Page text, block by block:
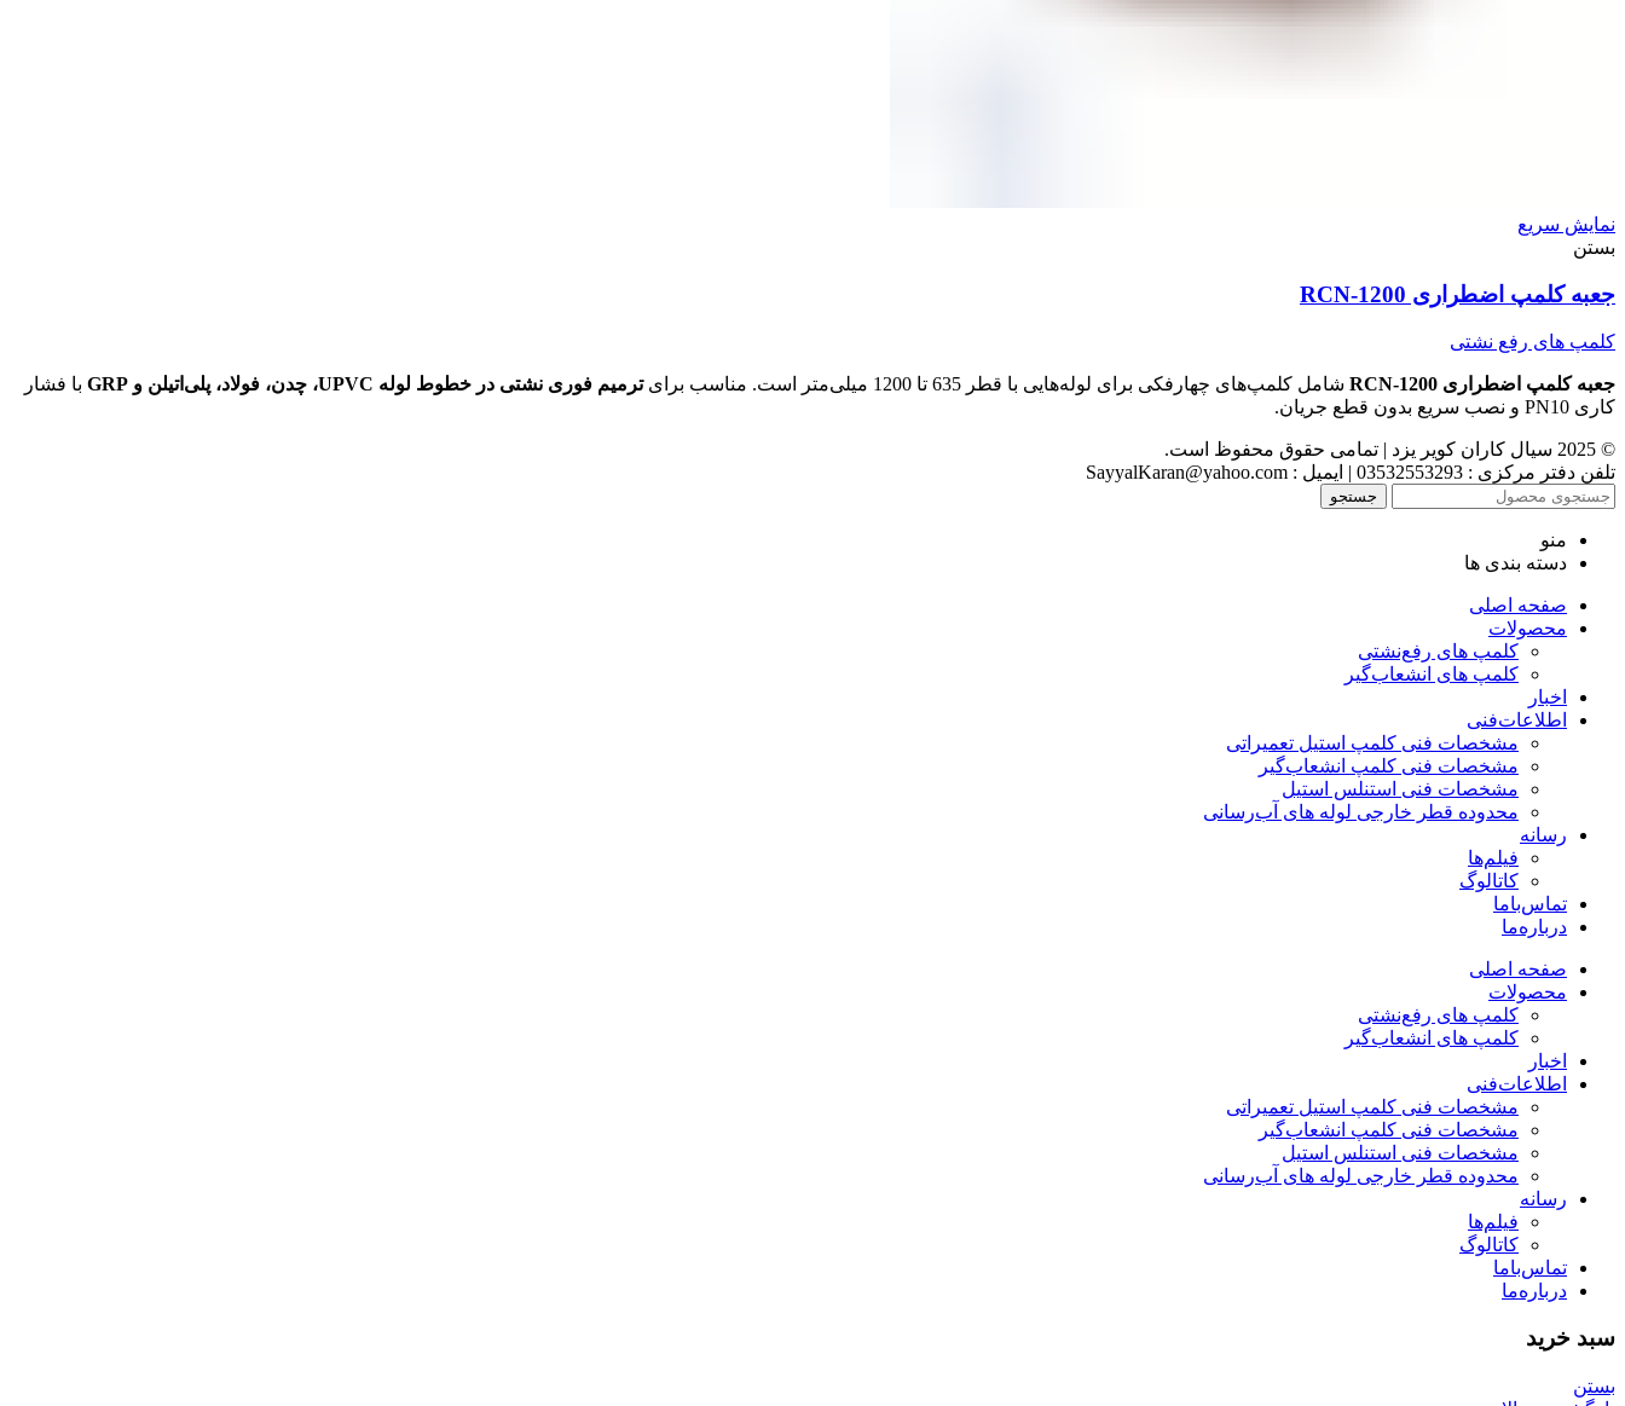
نمایش سریع
بستن
جعبه کلمپ اضطراری RCN-1200
کلمپ های رفع نشتی
جعبه کلمپ اضطراری RCN-1200 شامل کلمپ‌های چهارفکی برای لوله‌هایی با قطر 635 تا 1200 میلی‌متر است. مناسب برای ترمیم فوری نشتی در خطوط لوله UPVC، چدن، فولاد، پلی‌اتیلن و GRP
با فشار
کاری PN10 و نصب سریع بدون قطع جریان.
© 2025 سیال کاران کویر یزد | تمامی حقوق محفوظ است.
تلفن دفتر مرکزی : 03532553293 | ایمیل : SayyalKaran@yahoo.com
جستجو
منو
دسته بندی ها
صفحه اصلی
محصولات
کلمپ های رفع‌نشتی
کلمپ های انشعاب‌گیر
اخبار
اطلاعات‌فنی
مشخصات فنی کلمپ استیل تعمیراتی
مشخصات فنی کلمپ انشعاب‌گیر
مشخصات فنی استنلس استیل
محدوده قطر خارجی لوله های آب‌رسانی
رسانه
فیلم‌ها
کاتالوگ
تماس‌با‌ما
درباره‌ما
صفحه اصلی
محصولات
کلمپ های رفع‌نشتی
کلمپ های انشعاب‌گیر
اخبار
اطلاعات‌فنی
مشخصات فنی کلمپ استیل تعمیراتی
مشخصات فنی کلمپ انشعاب‌گیر
مشخصات فنی استنلس استیل
محدوده قطر خارجی لوله های آب‌رسانی
رسانه
فیلم‌ها
کاتالوگ
تماس‌با‌ما
درباره‌ما
سبد خرید
بستن